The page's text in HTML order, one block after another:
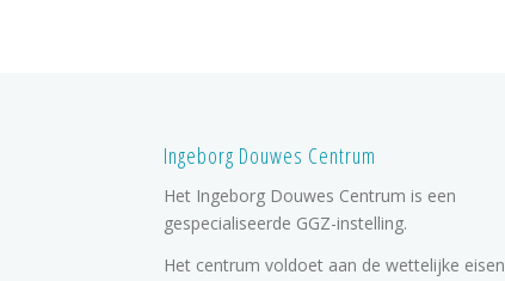
Ingeborg Douwes Centrum
Het Ingeborg Douwes Centrum is een
gespecialiseerde GGZ-instelling.
Het centrum voldoet aan de wettelijke eisen